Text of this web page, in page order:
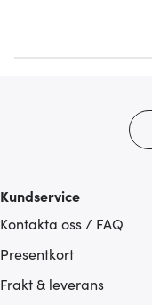
Kundservice
Kontakta oss / FAQ
Presentkort
Frakt & leverans